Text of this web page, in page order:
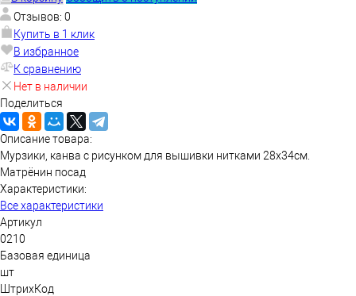
Отзывов: 0
Купить в 1 клик
В избранное
К сравнению
Нет в наличии
Поделиться
Описание товара:
Мурзики, канва с рисунком для вышивки нитками 28х34см.
Матрёнин посад
Характеристики:
Все характеристики
Артикул
0210
Базовая единица
шт
ШтрихКод